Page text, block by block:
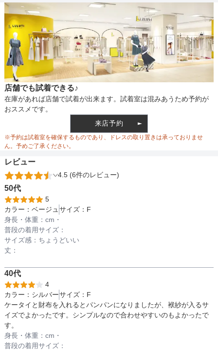
14.5
最大幅
マチ
チの2WAY使いができます。
丈
生地の厚さ
裏地
ウエスト調整
備考
素材
インナー
店舗でも試着できる♪
在庫があれば店舗で試着が出来ます。試着室は混みあうため予約が
おススメです。
来店予約
※予約は試着室を確保するものであり、ドレスの取り置きは承っておりませ
ん。予めご了承ください。
レビュー
4.5 (6件のレビュー)
50代
5
カラー： ベージュ サイズ： F
身長・体重： cm・
普段の着用サイズ：
サイズ感： ちょうどいい
丈：
40代
4
カラー： シルバーサイズ： F
ケータイと財布を入れるとパンパンになりましたが、袱紗が入るサ
イズでよかったです。シンプルなので合わせやすいのもよかったで
す。
身長・体重： cm・
普段の着用サイズ：